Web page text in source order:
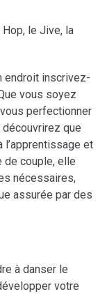
Hop, le Jive, la
endroit inscrivez-
vous soyez
perfectionner
que
et
de couple, elle
nécessaires,
assurée par des
à danser le
votre